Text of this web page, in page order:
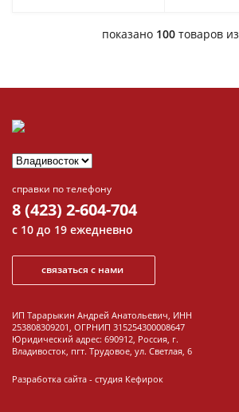
показано 100 товаров из
справки по телефону
8 (423) 2-604-704
с 10 до 19 ежедневно
связаться с нами
ИП Тарарыкин Андрей Анатольевич, ИНН
253808309201, ОГРНИП 315254300008647
Юридический адрес: 690912, Россия, г.
Владивосток, пгт. Трудовое, ул. Светлая, 6
Разработка сайта - студия Кефирок